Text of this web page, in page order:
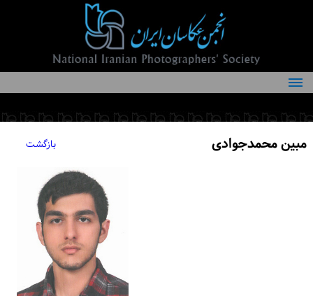
درباره انجمن
کمیته‌های انجمن
مبین محمدجوادی بازگشت